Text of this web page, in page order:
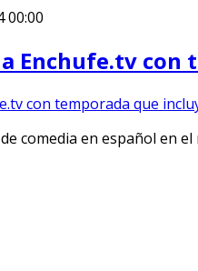
00:00
Enchufe.tv
comedia en español en